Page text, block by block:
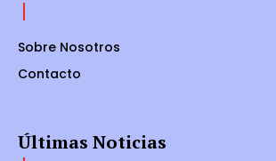
Sobre Nosotros
Contacto
Últimas Noticias